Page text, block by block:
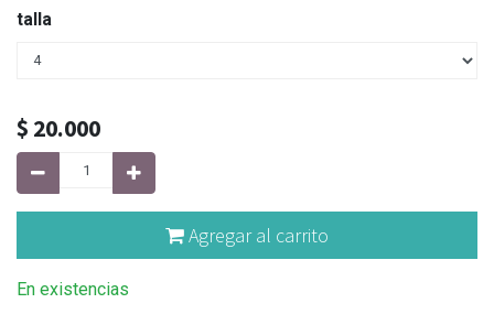
talla
$ 20.000
Agregar al carrito
En existencias